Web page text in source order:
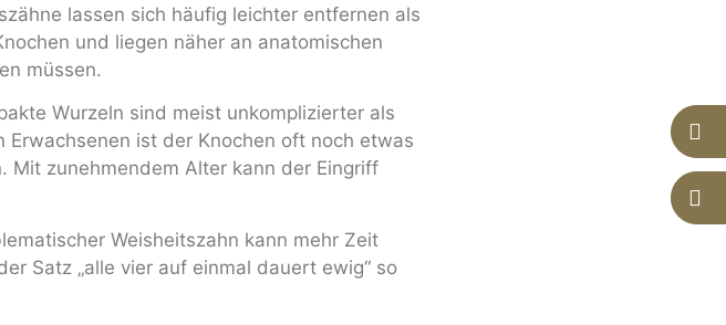
lassen sich häufig leichter entfernen als
und liegen näher an anatomischen
müssen.
Wurzeln sind meist unkomplizierter als
ist der Knochen oft noch etwas
Mit zunehmendem Alter kann der Eingriff
Weisheitszahn kann mehr Zeit
Satz „alle vier auf einmal dauert ewig“ so